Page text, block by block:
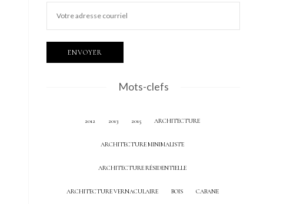
Mots-clefs
2012 2013 2015 ARCHITECTURE
ARCHITECTURE MINIMALISTE
ARCHITECTURE RÉSIDENTIELLE
ARCHITECTURE VERNACULAIRE BOIS CABANE